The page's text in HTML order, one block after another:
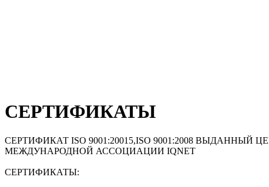
СЕРТИФИКАТЫ
СЕРТИФИКАТ ISO 9001:20015,ISO 9001:2008
МЕЖДУНАРОДНОЙ АССОЦИАЦИИ IQNET
СЕРТИФИКАТЫ: